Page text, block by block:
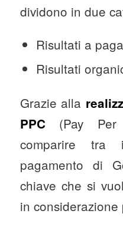
dividono in due
Risultati a
Risultati
Grazie alla
PPC (Pay Per
comparire
pagamento di
chiave che si
in